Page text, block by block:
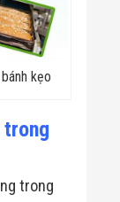
kẹo
trong